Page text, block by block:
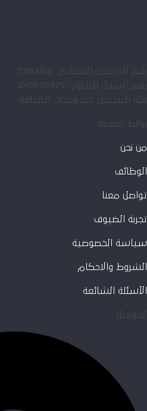
رقم الترخيص السياحي: 73104106
رقم السجل التجاري: 1010870479
فئة الترخيص: حجز وحدات الضيافة
روابط سريعة
من نحن
الوظائف
تواصل معنا
تجربة الضيوف
سياسة الخصوصية
الشروط والاحكام
الأسئلة الشائعة
للتواصل